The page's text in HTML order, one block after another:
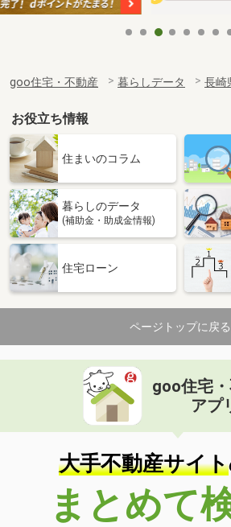
goo住宅・不動産 暮らしデータ 長崎
お役立ち情報
住まいのコラム
暮らしのデータ
(補助金・助成金情報)
住宅ローン
ページトップに戻る
goo住宅
アプ
大手不動産サイト
まとめて